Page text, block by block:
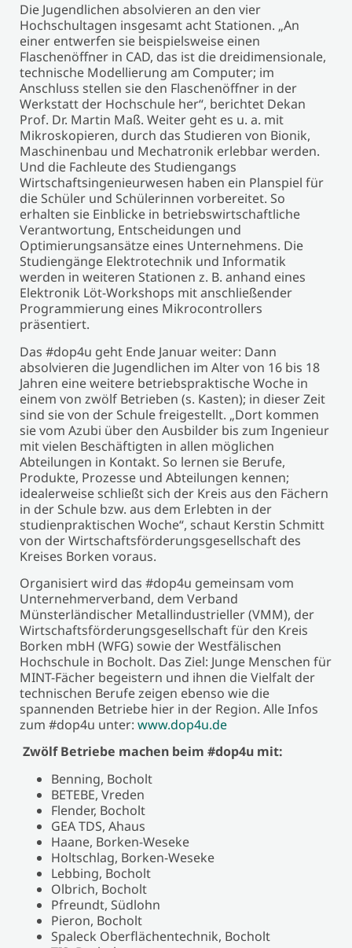
Die Jugendlichen absolvieren an den vier
Hochschultagen insgesamt acht Stationen. „An
einer entwerfen sie beispielsweise einen
Flaschenöffner in CAD, das ist die dreidimensionale,
technische Modellierung am Computer; im
Anschluss stellen sie den Flaschenöffner in der
Werkstatt der Hochschule her“, berichtet Dekan
Prof. Dr. Martin Maß. Weiter geht es u. a. mit
Mikroskopieren, durch das Studieren von Bionik,
Maschinenbau und Mechatronik erlebbar werden.
Und die Fachleute des Studiengangs
Wirtschaftsingenieurwesen haben ein Planspiel für
die Schüler und Schülerinnen vorbereitet. So
erhalten sie Einblicke in betriebswirtschaftliche
Verantwortung, Entscheidungen und
Optimierungsansätze eines Unternehmens. Die
Studiengänge Elektrotechnik und Informatik
werden in weiteren Stationen z. B. anhand eines
Elektronik Löt-Workshops mit anschließender
Programmierung eines Mikrocontrollers
präsentiert.
Das #dop4u geht Ende Januar weiter: Dann
absolvieren die Jugendlichen im Alter von 16 bis 18
Jahren eine weitere betriebspraktische Woche in
einem von zwölf Betrieben (s. Kasten); in dieser Zeit
sind sie von der Schule freigestellt. „Dort kommen
sie vom Azubi über den Ausbilder bis zum Ingenieur
mit vielen Beschäftigten in allen möglichen
Abteilungen in Kontakt. So lernen sie Berufe,
Produkte, Prozesse und Abteilungen kennen;
idealerweise schließt sich der Kreis aus den Fächern
in der Schule bzw. aus dem Erlebten in der
studienpraktischen Woche“, schaut Kerstin Schmitt
von der Wirtschaftsförderungsgesellschaft des
Kreises Borken voraus.
Organisiert wird das #dop4u gemeinsam vom
Unternehmerverband, dem Verband
Münsterländischer Metallindustrieller (VMM), der
Wirtschaftsförderungsgesellschaft für den Kreis
Borken mbH (WFG) sowie der Westfälischen
Hochschule in Bocholt. Das Ziel: Junge Menschen für
MINT-Fächer begeistern und ihnen die Vielfalt der
technischen Berufe zeigen ebenso wie die
spannenden Betriebe hier in der Region. Alle Infos
zum #dop4u unter: www.dop4u.de
Zwölf Betriebe machen beim #dop4u mit:
Benning, Bocholt
BETEBE, Vreden
Flender, Bocholt
GEA TDS, Ahaus
Haane, Borken-Weseke
Holtschlag, Borken-Weseke
Lebbing, Bocholt
Olbrich, Bocholt
Pfreundt, Südlohn
Pieron, Bocholt
Spaleck Oberflächentechnik, Bocholt